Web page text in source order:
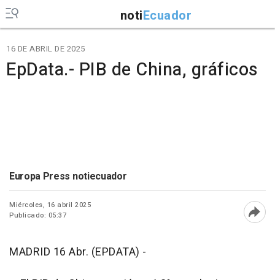
notiEcuador
16 DE ABRIL DE 2025
EpData.- PIB de China, gráficos
Europa Press notiecuador
Miércoles, 16 abril 2025
Publicado: 05:37
MADRID 16 Abr. (EPDATA) -